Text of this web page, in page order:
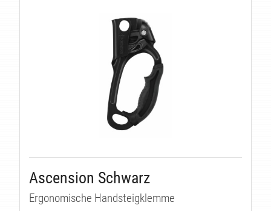
Ascension Schwarz
Ergonomische Handsteigklemme